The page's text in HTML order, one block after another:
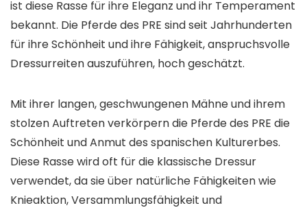
ist diese Rasse für ihre Eleganz und ihr Temperament
bekannt. Die Pferde des PRE sind seit Jahrhunderten
für ihre Schönheit und ihre Fähigkeit, anspruchsvolle
Dressurreiten auszuführen, hoch geschätzt.
Mit ihrer langen, geschwungenen Mähne und ihrem
stolzen Auftreten verkörpern die Pferde des PRE die
Schönheit und Anmut des spanischen Kulturerbes.
Diese Rasse wird oft für die klassische Dressur
verwendet, da sie über natürliche Fähigkeiten wie
Knieaktion, Versammlungsfähigkeit und